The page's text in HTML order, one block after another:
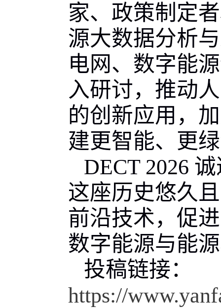
家、政策制定
源大数据分析
电网、数字能
入研讨，推动
的创新应用，
建更智能、更
DECT 2026
这座历史悠久
前沿技术，促
数字能源与能
投稿链接：
https://